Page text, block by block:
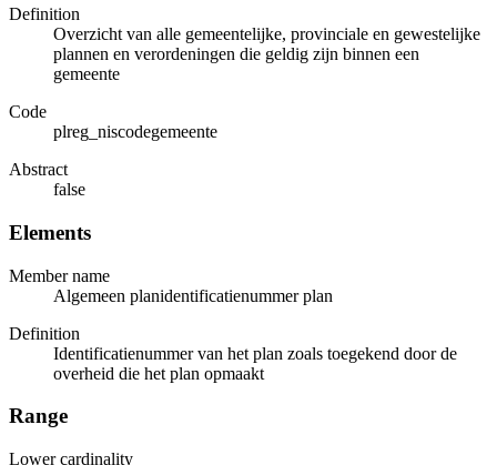
Definition
Overzicht van alle gemeentelijke, provinciale en gewestelijke
plannen en verordeningen die geldig zijn binnen een
gemeente
Code
plreg_niscodegemeente
Abstract
false
Elements
Member name
Algemeen planidentificatienummer plan
Definition
Identificatienummer van het plan zoals toegekend door de
overheid die het plan opmaakt
Range
Lower cardinality